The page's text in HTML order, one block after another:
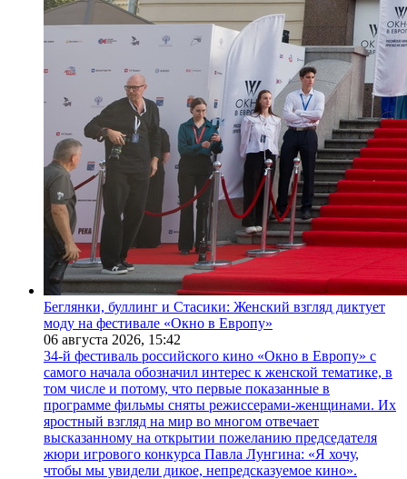
Беглянки, буллинг и Стасики: Женский взгляд диктует
моду на фестивале «Окно в Европу»
06 августа 2026, 15:42
34-й фестиваль российского кино «Окно в Европу» с
самого начала обозначил интерес к женской тематике, в
том числе и потому, что первые показанные в
программе фильмы сняты режиссерами-женщинами. Их
яростный взгляд на мир во многом отвечает
высказанному на открытии пожеланию председателя
жюри игрового конкурса Павла Лунгина: «Я хочу,
чтобы мы увидели дикое, непредсказуемое кино».